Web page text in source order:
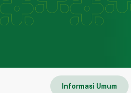
Informasi Umum